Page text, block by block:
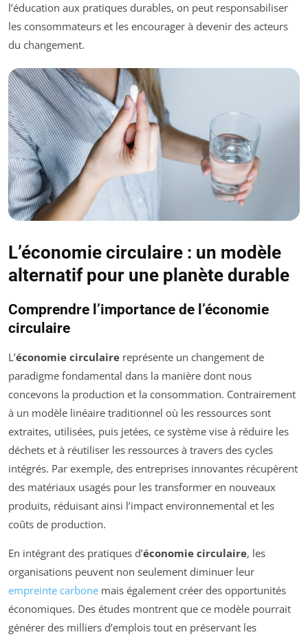
l’éducation aux pratiques durables, on peut responsabiliser
les consommateurs et les encourager à devenir des acteurs
du changement.
L’économie circulaire : un modèle
alternatif pour une planète durable
Comprendre l’importance de l’économie
circulaire
L’économie circulaire représente un changement de
paradigme fondamental dans la manière dont nous
concevons la production et la consommation. Contrairement
à un modèle linéaire traditionnel où les ressources sont
extraites, utilisées, puis jetées, ce système vise à réduire les
déchets et à réutiliser les ressources à travers des cycles
intégrés. Par exemple, des entreprises innovantes récupèrent
des matériaux usagés pour les transformer en nouveaux
produits, réduisant ainsi l’impact environnemental et les
coûts de production.
En intégrant des pratiques d’économie circulaire, les
organisations peuvent non seulement diminuer leur
empreinte carbone mais également créer des opportunités
économiques. Des études montrent que ce modèle pourrait
générer des milliers d’emplois tout en préservant les